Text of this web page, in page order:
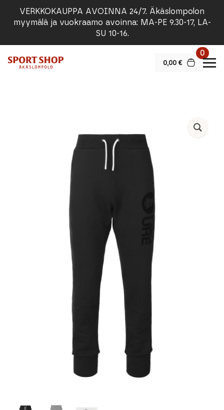
VERKKOKAUPPA AVOINNA 24/7. Äkäslompolon
myymälä ja vuokraamo avoinna: MA-PE 9.30-17, LA-
SU 10-16.
0,00 €
0